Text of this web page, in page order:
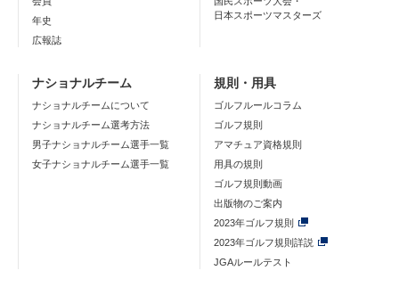
年史
広報誌
日本スポーツマスターズ
ナショナルチーム
ナショナルチームについて
ナショナルチーム選考方法
男子ナショナルチーム選手一覧
女子ナショナルチーム選手一覧
規則・用具
ゴルフルールコラム
ゴルフ規則
アマチュア資格規則
用具の規則
ゴルフ規則動画
出版物のご案内
2023年ゴルフ規則
2023年ゴルフ規則詳説
JGAルールテスト